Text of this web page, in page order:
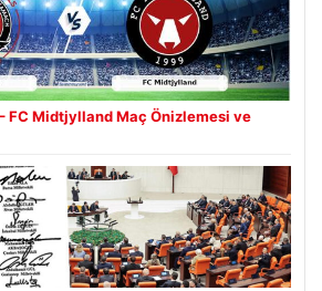
FC Midtjylland Maç Önizlemesi ve